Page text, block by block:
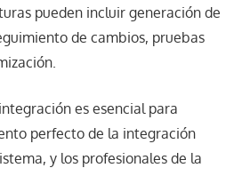
pueden incluir generación de
de cambios, pruebas
es esencial para
perfecto de la integración
y ​​los profesionales de la